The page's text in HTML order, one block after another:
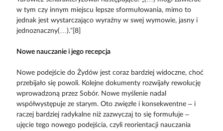
w tym czy innym miejscu lepsze sformułowania, mimo to
jednak jest wystarczająco wyraźny w swej wymowie, jasny i
jednoznaczny(…).”[8]
Nowe nauczanie i jego recepcja
Nowe podejście do Żydów jest coraz bardziej widoczne, choć
przebijało się powoli. Kolejne dokumenty rozwijały rewolucję
wprowadzoną przez Sobór. Nowe myślenie nadal
współwystępuje ze starym. Oto zwięzłe i konsekwentne – i
raczej bardziej radykalne niż zazwyczaj to się formułuje –
ujęcie tego nowego podejścia, czyli reorientacji nauczania